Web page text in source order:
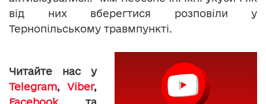
від них вберегтися розповіли у
Тернопільському травмпункті.
Читайте нас у
Telegram, Viber,